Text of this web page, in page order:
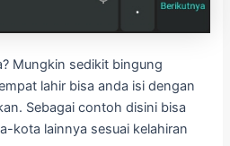
Mungkin sedikit bingung
lahir bisa anda isi dengan
Sebagai contoh disini bisa
kota lainnya sesuai kelahiran